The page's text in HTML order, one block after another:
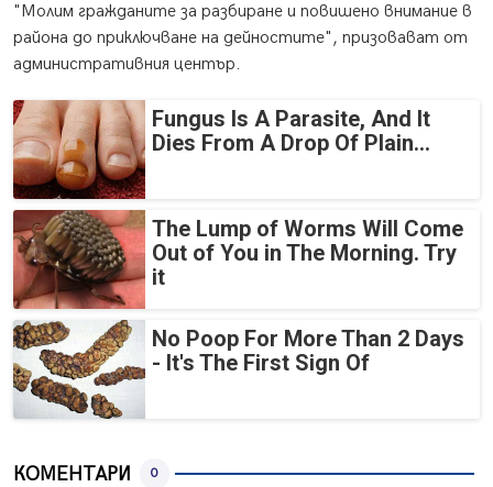
"Молим гражданите за разбиране и повишено внимание в
района до приключване на дейностите", призовават от
административния център.
Fungus Is A Parasite, And It
Dies From A Drop Of Plain...
The Lump of Worms Will Come
Out of You in The Morning. Try
it
No Poop For More Than 2 Days
- It's The First Sign Of
КОМЕНТАРИ 0